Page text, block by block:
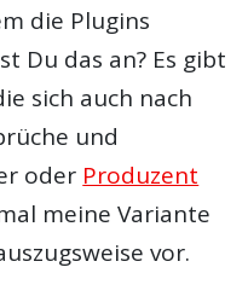
die Plugins
Du das an? Es gibt
sich auch nach
und
oder Produzent
meine Variante
vor.